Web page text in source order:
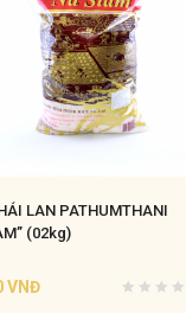
LAN PATHUMTHANI
(02kg)
VNĐ